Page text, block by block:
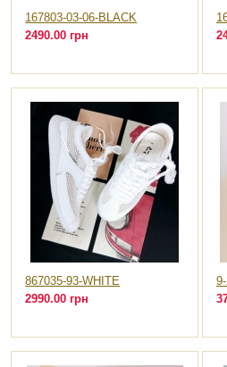
167803-03-06-BLACK
2490.00 грн
867035-93-WHITE
2990.00 грн